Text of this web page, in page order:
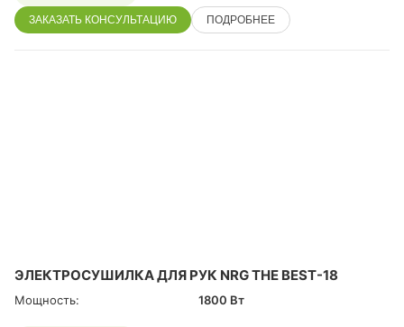
ЗАКАЗАТЬ КОНСУЛЬТАЦИЮ ПОДРОБНЕЕ
ЭЛЕКТРОСУШИЛКА ДЛЯ РУК NRG THE BEST-18
Мощность: 1800 Вт